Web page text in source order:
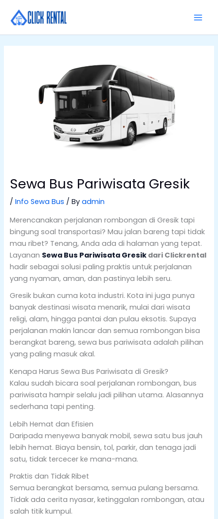
Sewa Bus Pariwisata Gresik
/ Info Sewa Bus / By admin
Merencanakan perjalanan rombongan di Gresik tapi
bingung soal transportasi? Mau jalan bareng tapi tidak
mau ribet? Tenang, Anda ada di halaman yang tepat.
Layanan Sewa Bus Pariwisata Gresikdari Clickrental
hadir sebagai solusi paling praktis untuk perjalanan
yang nyaman, aman, dan pastinya lebih seru.
Gresik bukan cuma kota industri. Kota ini juga punya
banyak destinasi wisata menarik, mulai dari wisata
religi, alam, hingga pantai dan pulau eksotis. Supaya
perjalanan makin lancar dan semua rombongan bisa
berangkat bareng, sewa bus pariwisata adalah pilihan
yang paling masuk akal.
Kenapa Harus Sewa Bus Pariwisata di Gresik?
Kalau sudah bicara soal perjalanan rombongan, bus
pariwisata hampir selalu jadi pilihan utama. Alasannya
sederhana tapi penting.
Lebih Hemat dan Efisien
Daripada menyewa banyak mobil, sewa satu bus jauh
lebih hemat. Biaya bensin, tol, parkir, dan tenaga jadi
satu, tidak tercecer ke mana-mana.
Praktis dan Tidak Ribet
Semua berangkat bersama, semua pulang bersama.
Tidak ada cerita nyasar, ketinggalan rombongan, atau
salah titik kumpul.